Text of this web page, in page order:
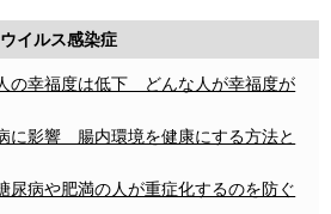
イルス感染症
の幸福度は低下 どんな人が幸福度が
に影響 腸内環境を健康にする方法と
尿病や肥満の人が重症化するのを防ぐ